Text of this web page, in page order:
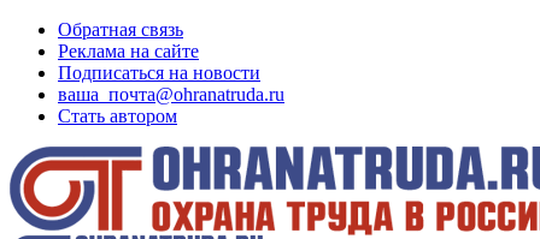
Обратная связь
Реклама на сайте
Подписаться на новости
ваша_почта@ohranatruda.ru
Стать автором